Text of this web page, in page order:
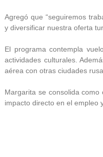
Agregó que “seguiremos
y diversificar nuestra oferta
El programa contempla
actividades culturales.
aérea con otras ciudades
Margarita se consolida
impacto directo en el empleo